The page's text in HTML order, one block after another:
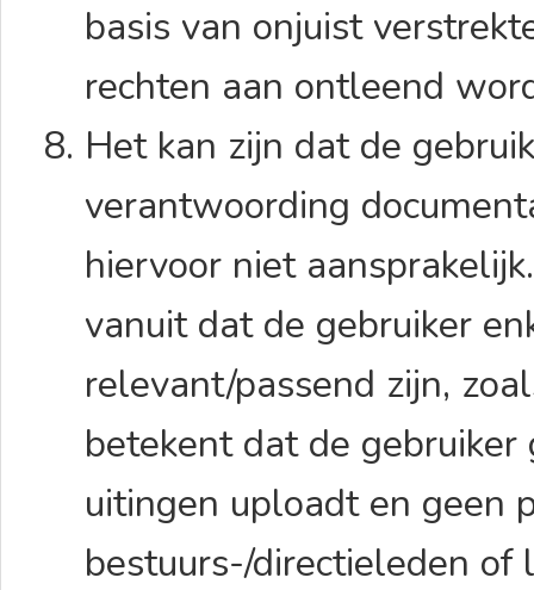
basis van onjuist
rechten aan ontleend
Het kan zijn dat de
verantwoording
hiervoor niet
vanuit dat de gebruiker
relevant/passend zijn,
betekent dat de
uitingen uploadt en geen
bestuurs-/directieleden